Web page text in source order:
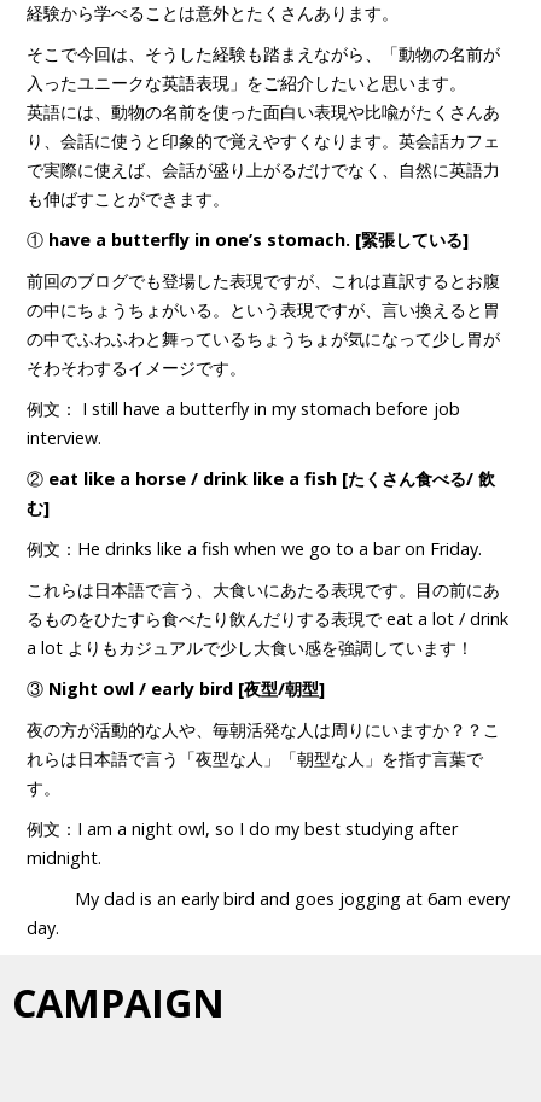
経験から学べることは意外とたくさんあります。
そこで今回は、そうした経験も踏まえながら、「動物の名前が
入ったユニークな英語表現」をご紹介したいと思います。
英語には、動物の名前を使った面白い表現や比喩がたくさんあ
り、会話に使うと印象的で覚えやすくなります。英会話カフェ
で実際に使えば、会話が盛り上がるだけでなく、自然に英語力
も伸ばすことができます。
① have a butterfly in one’s stomach. [緊張している]
前回のブログでも登場した表現ですが、これは直訳するとお腹
の中にちょうちょがいる。という表現ですが、言い換えると胃
の中でふわふわと舞っているちょうちょが気になって少し胃が
そわそわするイメージです。
例文： I still have a butterfly in my stomach before job
interview.
② eat like a horse / drink like a fish [たくさん食べる/ 飲
む]
例文：He drinks like a fish when we go to a bar on Friday.
これらは日本語で言う、大食いにあたる表現です。目の前にあ
るものをひたすら食べたり飲んだりする表現で eat a lot / drink
a lot よりもカジュアルで少し大食い感を強調しています！
③ Night owl / early bird [夜型/朝型]
夜の方が活動的な人や、毎朝活発な人は周りにいますか？？こ
れらは日本語で言う「夜型な人」「朝型な人」を指す言葉で
す。
例文：I am a night owl, so I do my best studying after
midnight.
My dad is an early bird and goes jogging at 6am every
day.
CAMPAIGN